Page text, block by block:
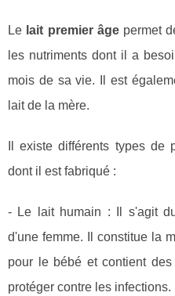
Le lait premier âgepermet
les nutriments dont il a
mois de sa vie. Il est
lait de la mère.
Il existe différents types
dont il est fabriqué :
- Le lait humain : Il s'agit
d'une femme. Il constitue la
pour le bébé et contient
protéger contre les infections.